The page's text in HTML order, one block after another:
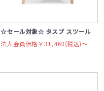
☆セール対象☆ タスプ スツール
法人会員価格￥31,460(税込)〜